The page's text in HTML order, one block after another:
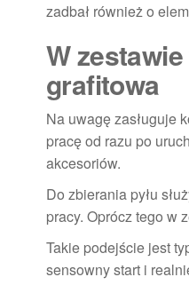
zadbał również o
W
grafitowa
Na uwagę zasługuje
pracę od razu po
akcesoriów.
Do zbierania pyłu
pracy. Oprócz tego w
Takie podejście jest
sensowny start i